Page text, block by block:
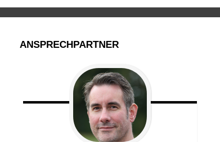
ANSPRECHPARTNER